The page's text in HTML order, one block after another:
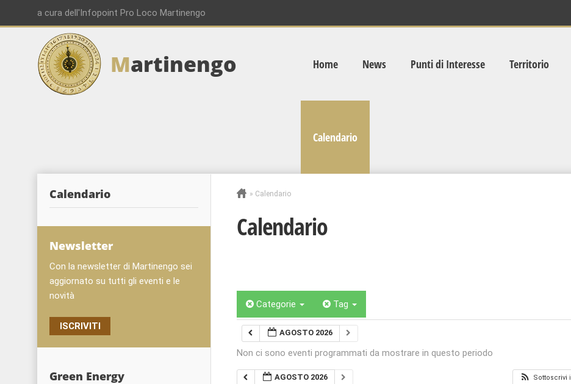
a cura dell'Infopoint Pro Loco Martinengo
Martinengo Home News Punti di Interesse Territorio
Calendario
» Calendario
Calendario
Categorie Tag
AGOSTO 2026
Non ci sono eventi programmati da mostrare in questo periodo
AGOSTO 2026 Sottoscrivi
Calendario
Newsletter
Con la newsletter di Martinengo sei
aggiornato su tutti gli eventi e le
novità
ISCRIVITI
Green Energy